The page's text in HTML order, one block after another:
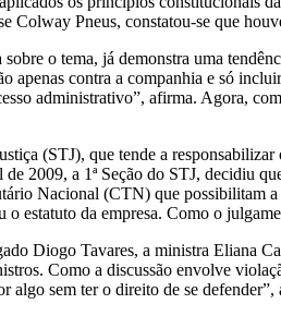
Colway Pneus, constatou-se que
o tema, já demonstra uma
apenas contra a companhia e só
administrativo”, afirma. Agora,
(STJ), que tende a
2009, a 1ª Seção do STJ, decidiu
Nacional (CTN) que possibilitam
estatuto da empresa. Como o
Diogo Tavares, a ministra Eliana
Como a discussão envolve
algo sem ter o direito de se